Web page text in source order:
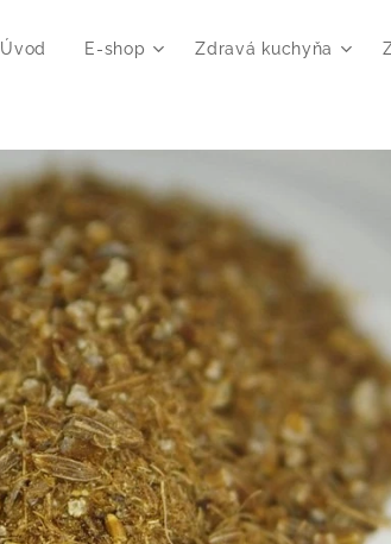
Úvod E-shop Zdravá kuchyňa